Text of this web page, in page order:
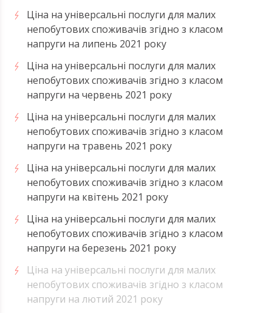
Ціна на універсальні послуги для малих
непобутових споживачів згідно з класом
напруги на липень 2021 року
Ціна на універсальні послуги для малих
непобутових споживачів згідно з класом
напруги на червень 2021 року
Ціна на універсальні послуги для малих
непобутових споживачів згідно з класом
напруги на травень 2021 року
Ціна на універсальні послуги для малих
непобутових споживачів згідно з класом
напруги на квітень 2021 року
Ціна на універсальні послуги для малих
непобутових споживачів згідно з класом
напруги на березень 2021 року
Ціна на універсальні послуги для малих
непобутових споживачів згідно з класом
напруги на лютий 2021 року